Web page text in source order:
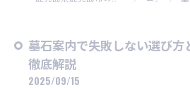
墓石案内で失敗しない選び方
徹底解説
2025/09/15